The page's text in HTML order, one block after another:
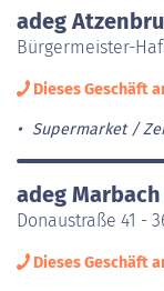
adeg
Bürgermeister-
Dieses Geschäft
Supermarket
adeg
Donaustraße 41 -
Dieses Geschäft